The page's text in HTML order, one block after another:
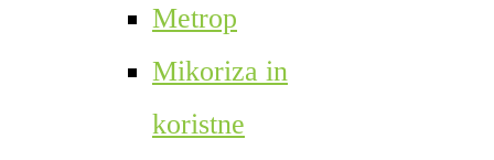
Metrop
Mikoriza in
koristne